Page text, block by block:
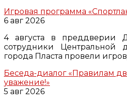
Игровая программа
6 авг 2026
4 августа в преддверии
сотрудники Центральной
города Пласта провели
Беседа-диалог «Правилам
уважение!»
5 авг 2026